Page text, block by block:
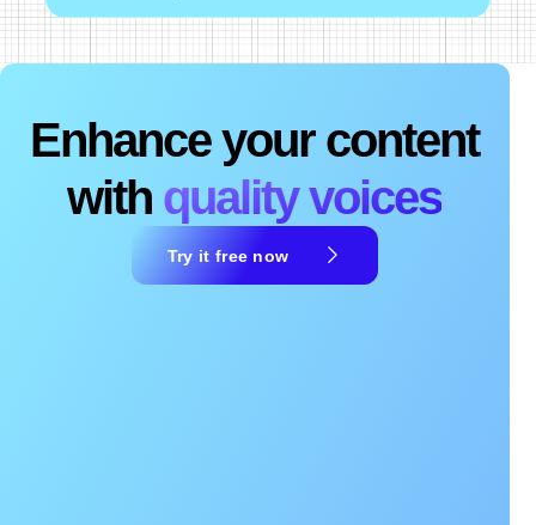
Enhance your content
with quality voices
Try it free now